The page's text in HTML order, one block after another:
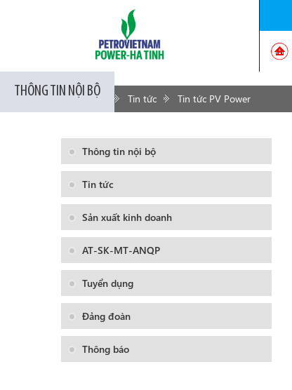
THÔNG TIN NỘI BỘ
Trang chủ Tin tức Tin tức PV Power
Thông tin nội bộ
Tin tức
Sản xuất kinh doanh
AT-SK-MT-ANQP
Tuyển dụng
Đảng đoàn
Thông báo